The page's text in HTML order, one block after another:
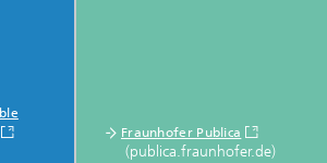
Fraunhofer Publica
(publica.fraunhofer.de)